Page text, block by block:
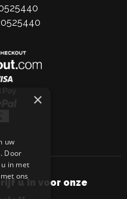
u in voor onze
×
uw
Door
in met
ons